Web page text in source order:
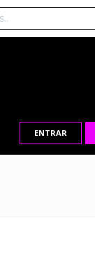
ENTRAR